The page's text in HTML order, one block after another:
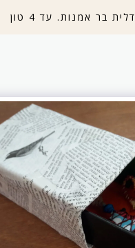
דלית בר אמנות. עד 4 טון